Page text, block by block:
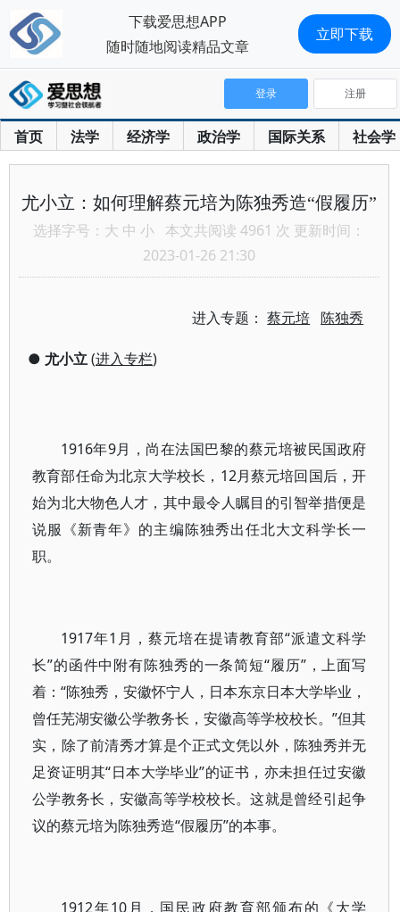
首页 法学 经济学 政治学 国际关系 社会学
登录 注册
尤小立：如何理解蔡元培为陈独秀造“假履历”
选择字号： 大 中 小 本文共阅读 4961 次 更新时间：
2023-01-26 21:30
进入专题：蔡元培 陈独秀
● 尤小立(进入专栏)
1916年9月，尚在法国巴黎的蔡元培被民国政府
教育部任命为北京大学校长，12月蔡元培回国后，开
始为北大物色人才，其中最令人瞩目的引智举措便是
说服《新青年》的主编陈独秀出任北大文科学长一
职。
1917年1月，蔡元培在提请教育部“派遣文科学
长”的函件中附有陈独秀的一条简短“履历”，上面写
着：“陈独秀，安徽怀宁人，日本东京日本大学毕业，
曾任芜湖安徽公学教务长，安徽高等学校校长。”但其
实，除了前清秀才算是个正式文凭以外，陈独秀并无
足资证明其“日本大学毕业”的证书，亦未担任过安徽
公学教务长，安徽高等学校校长。这就是曾经引起争
议的蔡元培为陈独秀造“假履历”的本事。
1912年10月，国民政府教育部颁布的《大学
下载爱思想APP
随时随地阅读精品文章
立即下载